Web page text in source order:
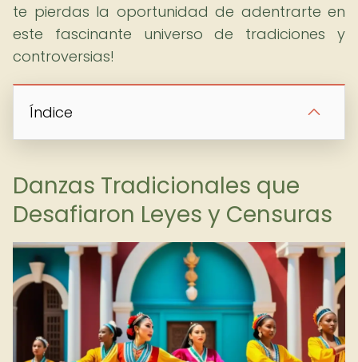
te pierdas la oportunidad de adentrarte en
este fascinante universo de tradiciones y
controversias!
Índice
Danzas Tradicionales que
Desafiaron Leyes y Censuras